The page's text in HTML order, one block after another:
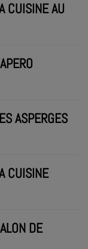
CUISINE AU
ASPERGES
CUISINE
DE